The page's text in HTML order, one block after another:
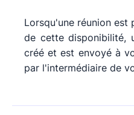
Lorsqu'une réunion
de cette disponibilité,
créé et est envoyé à
par l'intermédiaire de